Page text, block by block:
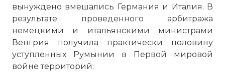
вынуждено вмешались Германия и Италия. В
результате проведенного арбитража
немецкими и итальянскими министрами
Венгрия получила практически половину
уступленных Румынии в Первой мировой
войне территорий.